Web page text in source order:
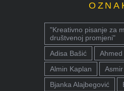
"Kreativno pisanje za
društvenoj promjeni"
Adisa Bašić
Ahmed
Almin Kaplan
Bjanka Alajbegović